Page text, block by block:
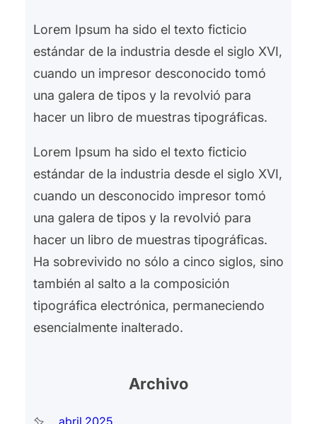
Lorem Ipsum ha sido el texto ficticio
estándar de la industria desde el siglo XVI,
cuando un impresor desconocido tomó
una galera de tipos y la revolvió para
hacer un libro de muestras tipográficas.
Lorem Ipsum ha sido el texto ficticio
estándar de la industria desde el siglo XVI,
cuando un desconocido impresor tomó
una galera de tipos y la revolvió para
hacer un libro de muestras tipográficas.
Ha sobrevivido no sólo a cinco siglos, sino
también al salto a la composición
tipográfica electrónica, permaneciendo
esencialmente inalterado.
Archivo
abril 2025